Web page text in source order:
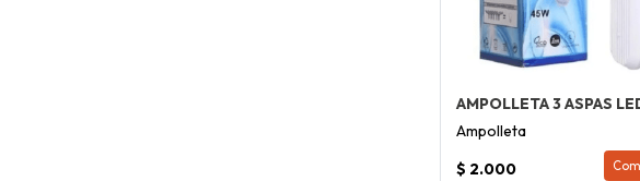
AMPOLLETA 3 ASPAS
Ampolleta
$ 2.000